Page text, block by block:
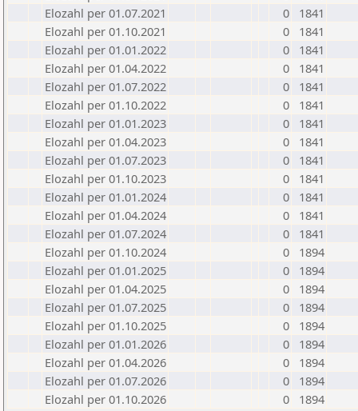
Elozahl per 01.07.2021
0
1841
Elozahl per 01.10.2021
0
1841
Elozahl per 01.01.2022
0
1841
Elozahl per 01.04.2022
0
1841
Elozahl per 01.07.2022
0
1841
Elozahl per 01.10.2022
0
1841
Elozahl per 01.01.2023
0
1841
Elozahl per 01.04.2023
0
1841
Elozahl per 01.07.2023
0
1841
Elozahl per 01.10.2023
0
1841
Elozahl per 01.01.2024
0
1841
Elozahl per 01.04.2024
0
1841
Elozahl per 01.07.2024
0
1841
Elozahl per 01.10.2024
0
1894
Elozahl per 01.01.2025
0
1894
Elozahl per 01.04.2025
0
1894
Elozahl per 01.07.2025
0
1894
Elozahl per 01.10.2025
0
1894
Elozahl per 01.01.2026
0
1894
Elozahl per 01.04.2026
0
1894
Elozahl per 01.07.2026
0
1894
Elozahl per 01.10.2026
0 1894